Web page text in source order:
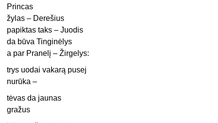
Princas
žylas – Derešius
papiktas taks – Juodis
da būva Tinginėlys
a par Pranelį – Žirgelys:
trys uodai vakarą pusej
nurūka –
tėvas da jaunas
gražus